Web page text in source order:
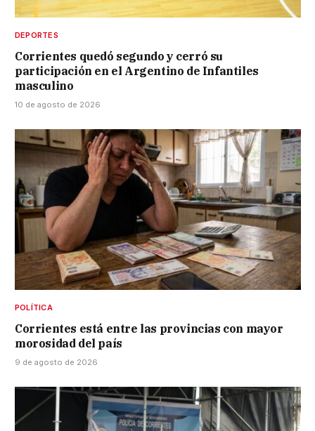
DEPORTES
Corrientes quedó segundo y cerró su
participación en el Argentino de Infantiles
masculino
10 de agosto de 2026
POLÍTICA
Corrientes está entre las provincias con mayor
morosidad del país
9 de agosto de 2026